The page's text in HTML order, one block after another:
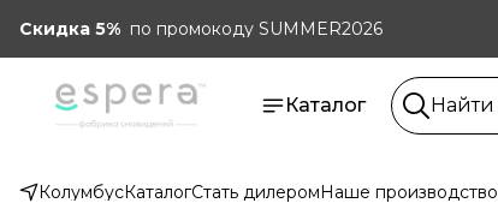
Скидка 5% по промокоду SUMMER2026
Каталог
КолумбусКаталогСтать дилеромНаше производство